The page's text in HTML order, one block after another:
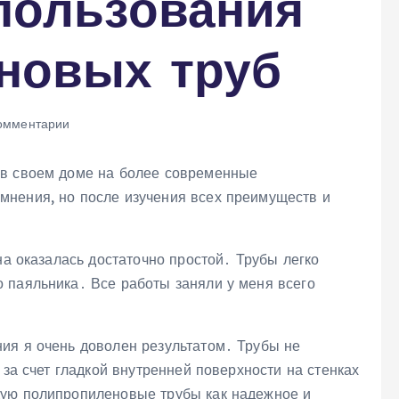
труб
своем доме на более современные
но после изучения всех преимуществ и
оказалась достаточно простой․ Трубы легко
Все работы заняли у меня всего
я очень доволен результатом․ Трубы не
счет гладкой внутренней поверхности на стенках
полипропиленовые трубы как надежное и